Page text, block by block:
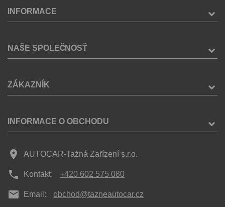
INFORMACE
NAŠE SPOLEČNOSŤ
ZÁKAZNÍK
INFORMACE O OBCHODU
place AUTOCAR-Tažná Zařízení s.r.o.
phone Kontakt: +420 602 575 080
mail Email: obchod@tazneautocar.cz